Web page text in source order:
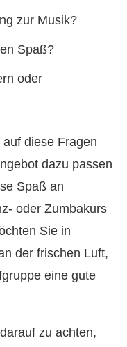
zur Musik?
Spaß?
oder
diese Fragen
dazu passen
Spaß an
oder Zumbakurs
Sie in
der frischen Luft,
eine gute
zu achten,